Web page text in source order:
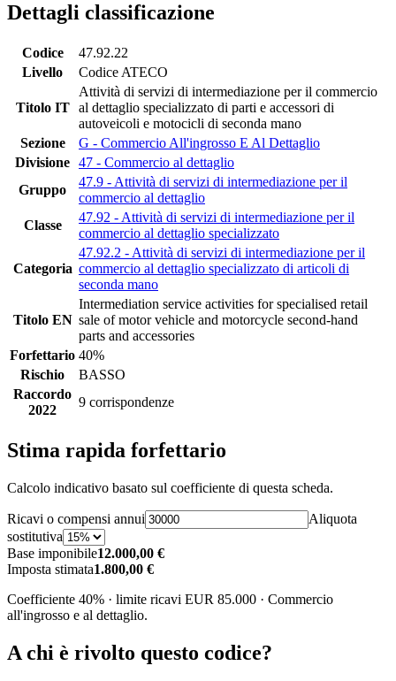
Dettagli classificazione
Codice
47.92.22
Livello
Codice ATECO
Titolo IT
Attività di servizi di intermediazione per il commercio
al dettaglio specializzato di parti e accessori di
autoveicoli e motocicli di seconda mano
Sezione
G - Commercio All'ingrosso E Al Dettaglio
Divisione 47 - Commercio al dettaglio
Gruppo
47.9 - Attività di servizi di intermediazione per il
commercio al dettaglio
Classe
47.92 - Attività di servizi di intermediazione per il
commercio al dettaglio specializzato
Categoria
47.92.2 - Attività di servizi di intermediazione per il
commercio al dettaglio specializzato di articoli di
seconda mano
Titolo EN
Intermediation service activities for specialised retail
sale of motor vehicle and motorcycle second-hand
parts and accessories
Forfettario 40%
Rischio
BASSO
Raccordo
2022
9 corrispondenze
Stima rapida forfettario
Calcolo indicativo basato sul coefficiente di questa scheda.
Ricavi o compensi annui
Aliquota
sostitutiva
Base imponibile12.000,00 €
Imposta stimata1.800,00 €
Coefficiente 40% · limite ricavi EUR 85.000 · Commercio
all'ingrosso e al dettaglio.
A chi è rivolto questo codice?